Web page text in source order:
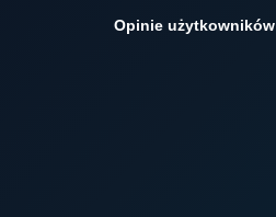
Opinie użytkowników